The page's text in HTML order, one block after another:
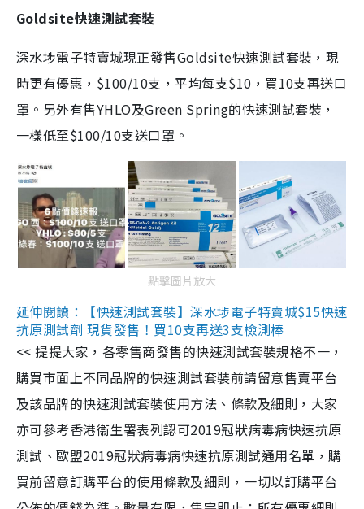
Goldsite快速測試套裝
深水埗電子特賣城現正發售Goldsite快速測試套裝，現
時更有優惠，$100/10支，平均每支$10，買10支再送口
罩。另外有售YHLO及Green Spring的快速測試套裝，
一樣低至$100/10支送口罩。
點擊圖片放大
延伸閱讀：【快速測試套裝】深水埗電子特賣城$15快速
抗原測試劑 現貨發售！買10支再送3支檢測棒
<< 提提大家，各零售商發售的快速測試套裝規格不一，
購買市面上不同品牌的快速測試套裝前請留意售賣平台
及該品牌的快速測試套裝使用方法、條款及細則，大家
亦可參考香港衞生署表列認可2019冠狀病毒病快速抗原
測試、歐盟2019冠狀病毒病快速抗原測試通用名單，購
買前留意訂購平台的使用條款及細則，一切以訂購平台